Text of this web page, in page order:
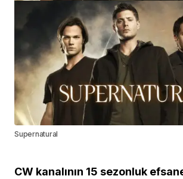
Supernatural
CW kanalının 15 sezonluk